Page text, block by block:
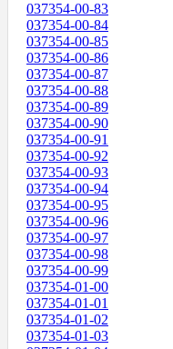
037354-00-83
037354-00-84
037354-00-85
037354-00-86
037354-00-87
037354-00-88
037354-00-89
037354-00-90
037354-00-91
037354-00-92
037354-00-93
037354-00-94
037354-00-95
037354-00-96
037354-00-97
037354-00-98
037354-00-99
037354-01-00
037354-01-01
037354-01-02
037354-01-03